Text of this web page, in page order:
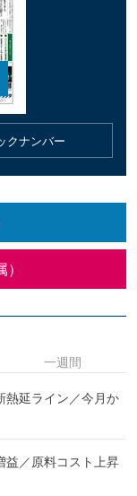
クナンバー
熱延ライン／今月か
益／原料コスト上昇
一週間